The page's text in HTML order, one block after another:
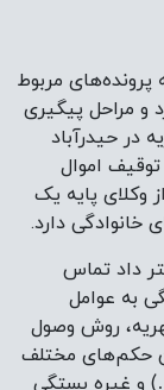
مربوط
و مراحل پیگیری
در حیدرآباد
اموال
وکلای پایه یک
دارد.
طریق 09222922909 با مستر داد تماس
به عوامل
روش وصول
حکم‌های مختلف
و غیره بستگی